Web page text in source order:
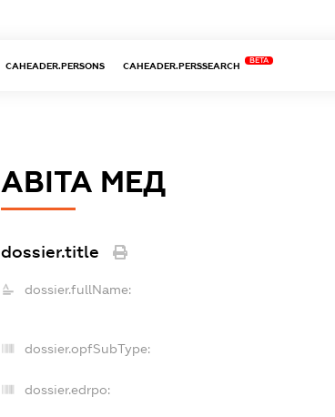
CAHEADER.PERSONS CAHEADER.PERSSEARCH
BETA
АВІТА МЕД
dossier.title
dossier.fullName:
dossier.opfSubType:
dossier.edrpo: